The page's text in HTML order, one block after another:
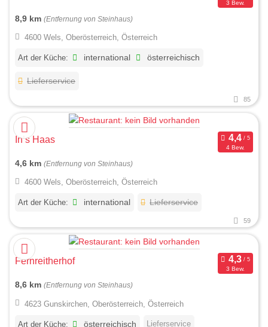
3 Bew.
8,9 km (Entfernung von Steinhaus)
4600 Wels, Oberösterreich, Österreich
Art der Küche: international österreichisch
Lieferservice
85
In’s Haas
4 Bew.
4,6 km (Entfernung von Steinhaus)
4600 Wels, Oberösterreich, Österreich
Art der Küche: international Lieferservice
59
Fernreitherhof
3 Bew.
8,6 km (Entfernung von Steinhaus)
4623 Gunskirchen, Oberösterreich, Österreich
Art der Küche: österreichisch Lieferservice